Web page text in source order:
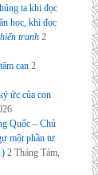
ta khi đọc
học, khi đọc
tranh 2
can 2
ức của con
Quốc – Chủ
một phần tư
2 Tháng Tám,